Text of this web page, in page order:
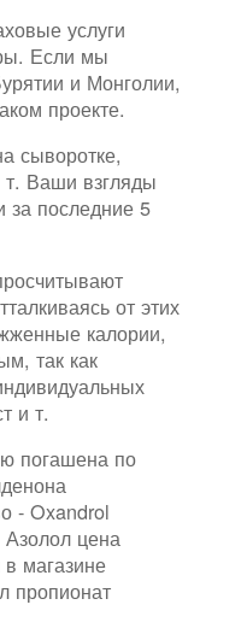
услуги
Если мы
и Монголии,
проекте.
сыворотке,
т. Ваши взгляды
за последние 5
от этих
калории,
так как
и т.
погашена по
- Oxandrol
цена
магазине
пропионат